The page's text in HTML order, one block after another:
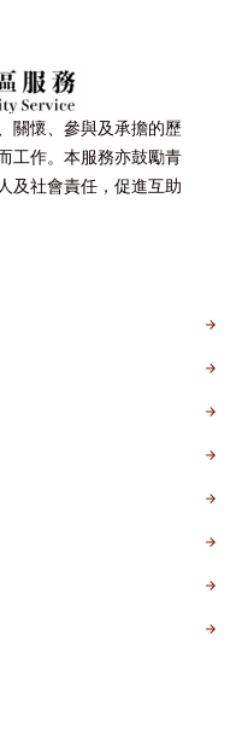
關懷、參與及承擔的歷
工作。本服務亦鼓勵青
及社會責任，促進互助